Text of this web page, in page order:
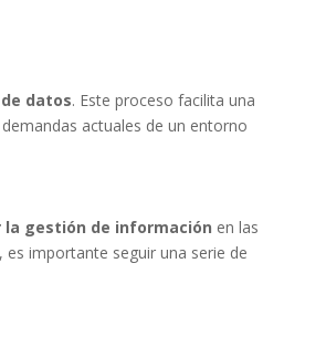
datos. Este proceso facilita una
actuales de un entorno
gestión de información en las
importante seguir una serie de